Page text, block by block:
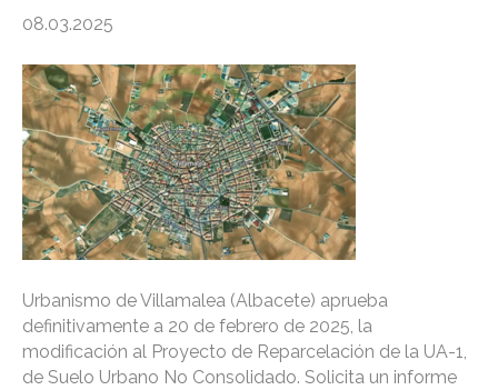
08.03.2025
Urbanismo de Villamalea (Albacete) aprueba
definitivamente a 20 de febrero de 2025, la
modificación al Proyecto de Reparcelación de la UA-1,
de Suelo Urbano No Consolidado. Solicita un informe